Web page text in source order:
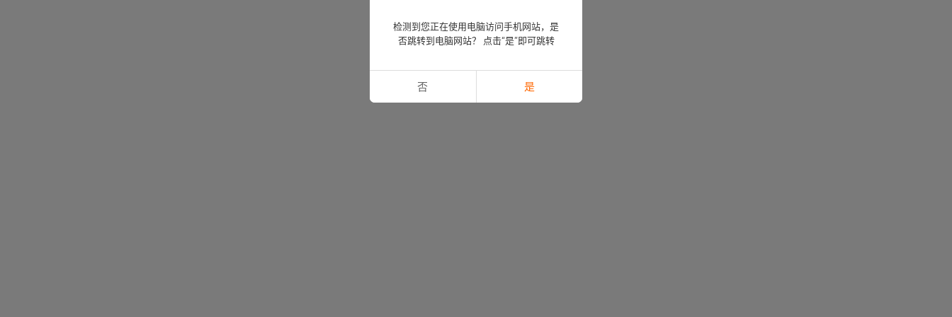
检测到您正在使用电脑访问手机网站，是
否跳转到电脑网站？ 点击“是”即可跳转
否 是